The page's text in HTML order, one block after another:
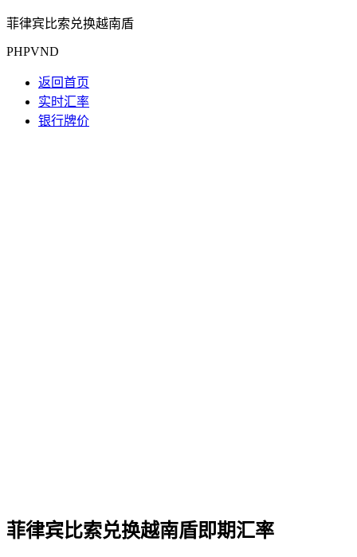
菲律宾比索兑换越南盾
PHPVND
返回首页
实时汇率
银行牌价
菲律宾比索兑换越南盾即期汇率